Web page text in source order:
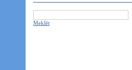
Meklēt